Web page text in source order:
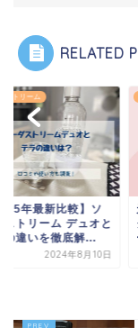
RELATED
ストリーム
年最新比較】ソ
ストリーム デュオと
の違いを徹底解...
2024年8月10日